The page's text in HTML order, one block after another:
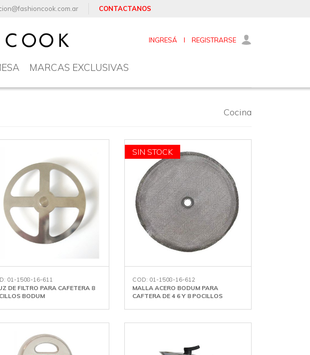
CONTACTANOS
INGRESÁ I REGISTRARSE
MARCAS EXCLUSIVAS
Cocina
01-1508-16-611
DE FILTRO PARA CAFETERA 8
BODUM
NOVEDAD
SIN STOCK
COD: 01-1508-16-612
MALLA ACERO BODUM PARA
CAFTERA DE 4 6 Y 8 POCILLOS